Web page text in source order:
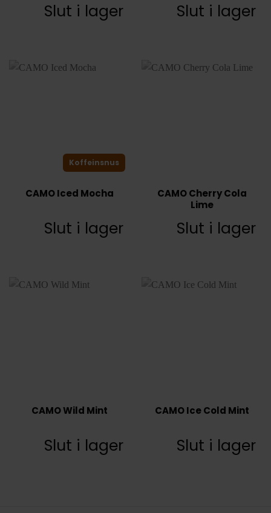
Slut i lager Slut i lager
Koffeinsnus
CAMO Iced Mocha
Slut i lager
CAMO Cherry Cola
Lime
Slut i lager
CAMO Wild Mint
Slut i lager
CAMO Ice Cold Mint
Slut i lager